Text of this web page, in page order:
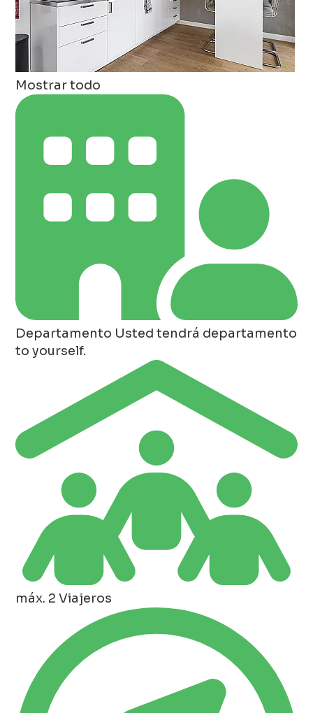
Mostrar todo
Departamento Usted tendrá departamento
to yourself.
máx. 2 Viajeros